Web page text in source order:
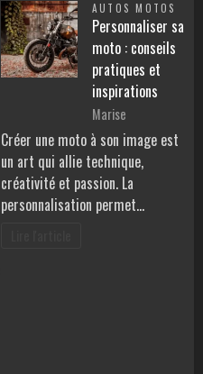
AUTOS MOTOS
Personnaliser sa
moto : conseils
pratiques et
inspirations
Marise
Créer une moto à son image est
un art qui allie technique,
créativité et passion. La
personnalisation permet…